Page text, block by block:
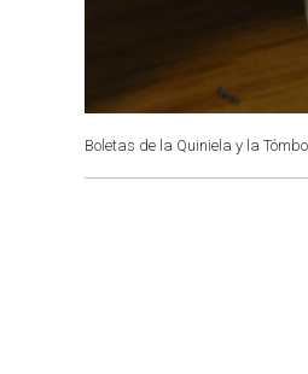
Boletas de la Quiniela y la